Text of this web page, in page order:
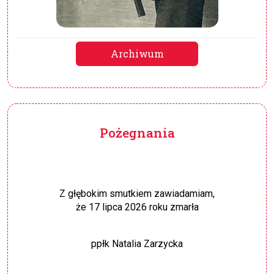
Archiwum
Pożegnania
Z głębokim smutkiem zawiadamiam,
że 17 lipca 2026 roku zmarła
ppłk Natalia Zarzycka